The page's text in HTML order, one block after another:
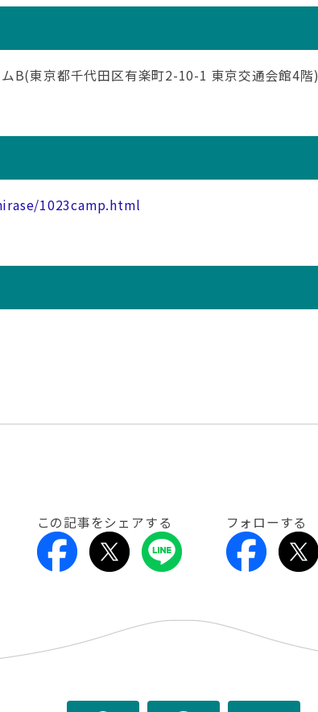
B(東京都千代田区有楽町2-10-1 東京交通会館4階)
1023camp.html
この記事をシェアする フォローする